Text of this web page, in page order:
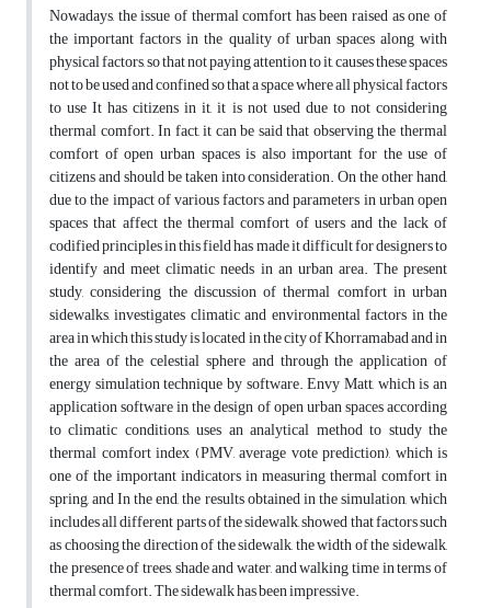
Nowadays, the issue of thermal comfort has been raised as one of
the important factors in the quality of urban spaces along with
physical factors, so that not paying attention to it, causes these spaces
not to be used and confined so that a space where all physical factors
to use It has citizens in it, it is not used due to not considering
thermal comfort. In fact, it can be said that observing the thermal
comfort of open urban spaces is also important for the use of
citizens and should be taken into consideration. On the other hand,
due to the impact of various factors and parameters in urban open
spaces that affect the thermal comfort of users and the lack of
codified principles in this field has made it difficult for designers to
identify and meet climatic needs in an urban area. The present
study, considering the discussion of thermal comfort in urban
sidewalks, investigates climatic and environmental factors in the
area in which this study is located in the city of Khorramabad and in
the area of ​​the celestial sphere and through the application of
energy simulation technique by software. Envy Matt, which is an
application software in the design of open urban spaces according
to climatic conditions, uses an analytical method to study the
thermal comfort index (PMV, average vote prediction), which is
one of the important indicators in measuring thermal comfort in
spring, and In the end, the results obtained in the simulation, which
includes all different parts of the sidewalk, showed that factors such
as choosing the direction of the sidewalk, the width of the sidewalk,
the presence of trees, shade and water, and walking time in terms of
thermal comfort. The sidewalk has been impressive.